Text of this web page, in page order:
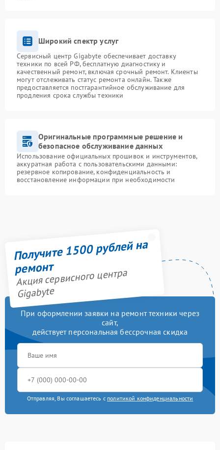
Широкий спектр услуг
Сервисный центр Gigabyte обеспечивает доставку
техники по всей РФ, бесплатную диагностику и
качественный ремонт, включая срочный ремонт. Клиенты
могут отслеживать статус ремонта онлайн. Также
предоставляется постгарантийное обслуживание для
продления срока службы техники
Оригинальные программные решение и
безопасное обслуживание данных
Использование официальных прошивок и инструментов,
аккуратная работа с пользовательскими данными:
резервное копирование, конфиденциальность и
восстановление информации при необходимости
Получите 1500 рублей на
ремонт
Акция сервисного центра
Gigabyte
При оформлении заявки на ремонт техники через
сайт,
действует персональная бессрочная скидка
Отправляя, Вы соглашаетесь с политикой конфиденциальности